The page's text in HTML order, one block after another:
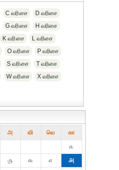
C வரிசை
D வரிசை
G வரிசை
H வரிசை
K வரிசை
L வரிசை
O வரிசை
P வரிசை
S வரிசை
T வரிசை
W வரிசை
X வரிசை
அ வி வெ கா
௧
௫ ௬ ௭
௮